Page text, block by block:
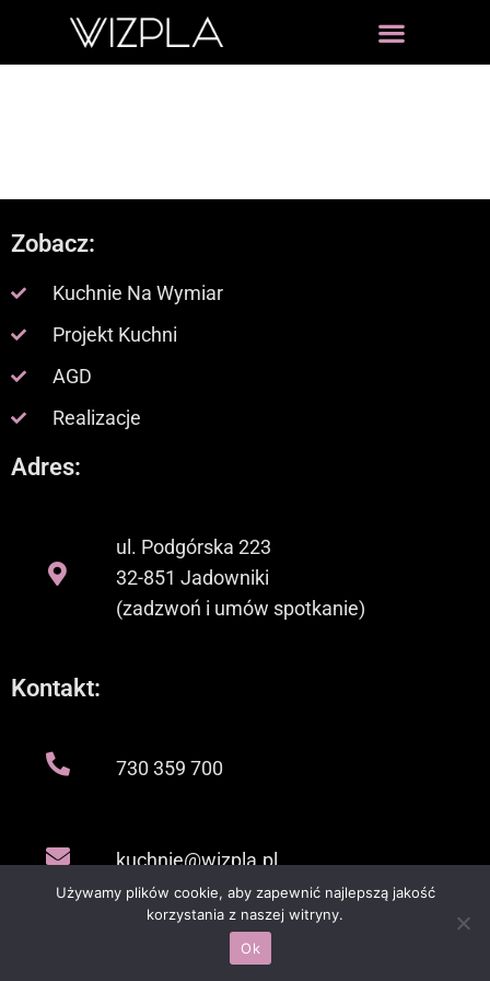
Zobacz:
Kuchnie Na Wymiar
Projekt Kuchni
AGD
Realizacje
Adres:
ul. Podgórska 223
32-851 Jadowniki
(zadzwoń i umów spotkanie)
Kontakt:
730 359 700
kuchnie@wizpla.pl
Copyright © 2026 Wizpla | Stworzone przez Wizpla
Używamy plików cookie, aby zapewnić najlepszą jakość
korzystania z naszej witryny.
Ok